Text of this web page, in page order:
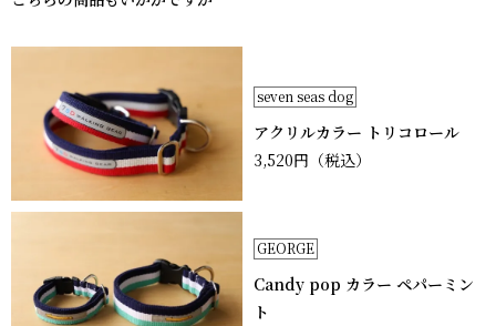
seven seas dog
アクリルカラー トリコロール
3,520円 （税込）
GEORGE
Candy pop カラー ペパーミン
ト